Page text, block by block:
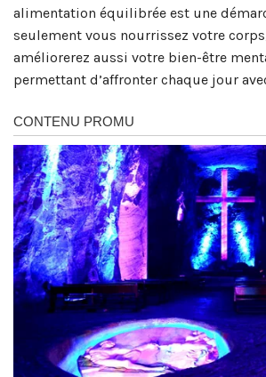
alimentation équilibrée est une
seulement vous nourrissez votre
améliorerez aussi votre bien-être
permettant d’affronter chaque jour